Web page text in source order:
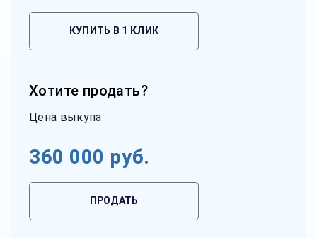
КУПИТЬ В 1 КЛИК
Хотите продать?
Цена выкупа
360 000 руб.
ПРОДАТЬ